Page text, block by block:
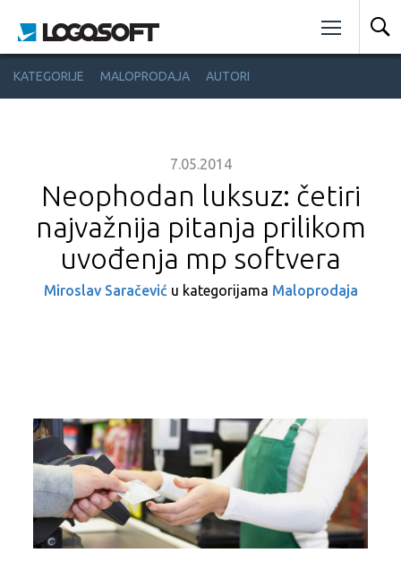
KATEGORIJE MALOPRODAJA AUTORI
7.05.2014
Neophodan luksuz: četiri
najvažnija pitanja prilikom
uvođenja mp softvera
Miroslav Saračević u kategorijama Maloprodaja